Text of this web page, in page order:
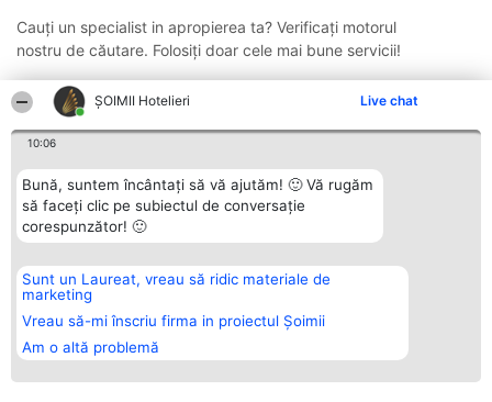
ȘOIMII Hotelieri Live chat
10:06
Bună, suntem încântați să vă ajutăm! 🙂 Vă rugăm
să faceți clic pe subiectul de conversație
corespunzător! 🙂
Sunt un Laureat, vreau să ridic materiale de
marketing
Vreau să-mi înscriu firma in proiectul Șoimii
Am o altă problemă
Cauți un specialist in apropierea ta? Verificați motorul
nostru de căutare. Folosiți doar cele mai bune servicii!
Organizator Ranking
BRIGHT SOLUTIONS BR SRL
Aleea Timisul De Sus 2 Bl. A30
Sc. A Et. 4 Ap. 13 Cod 061952
București
CUI 36737675
Plebiscyt
Lista Tuturor
Laureaților
Statut
Contact